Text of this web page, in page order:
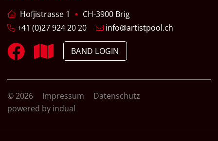
Hofjistrasse 1
CH-3900 Brig
+41 (0)27 924 20 20
info@artistpool.ch
BAND LOGIN
© 2026 Impressum
Datenschutz
powered by indual